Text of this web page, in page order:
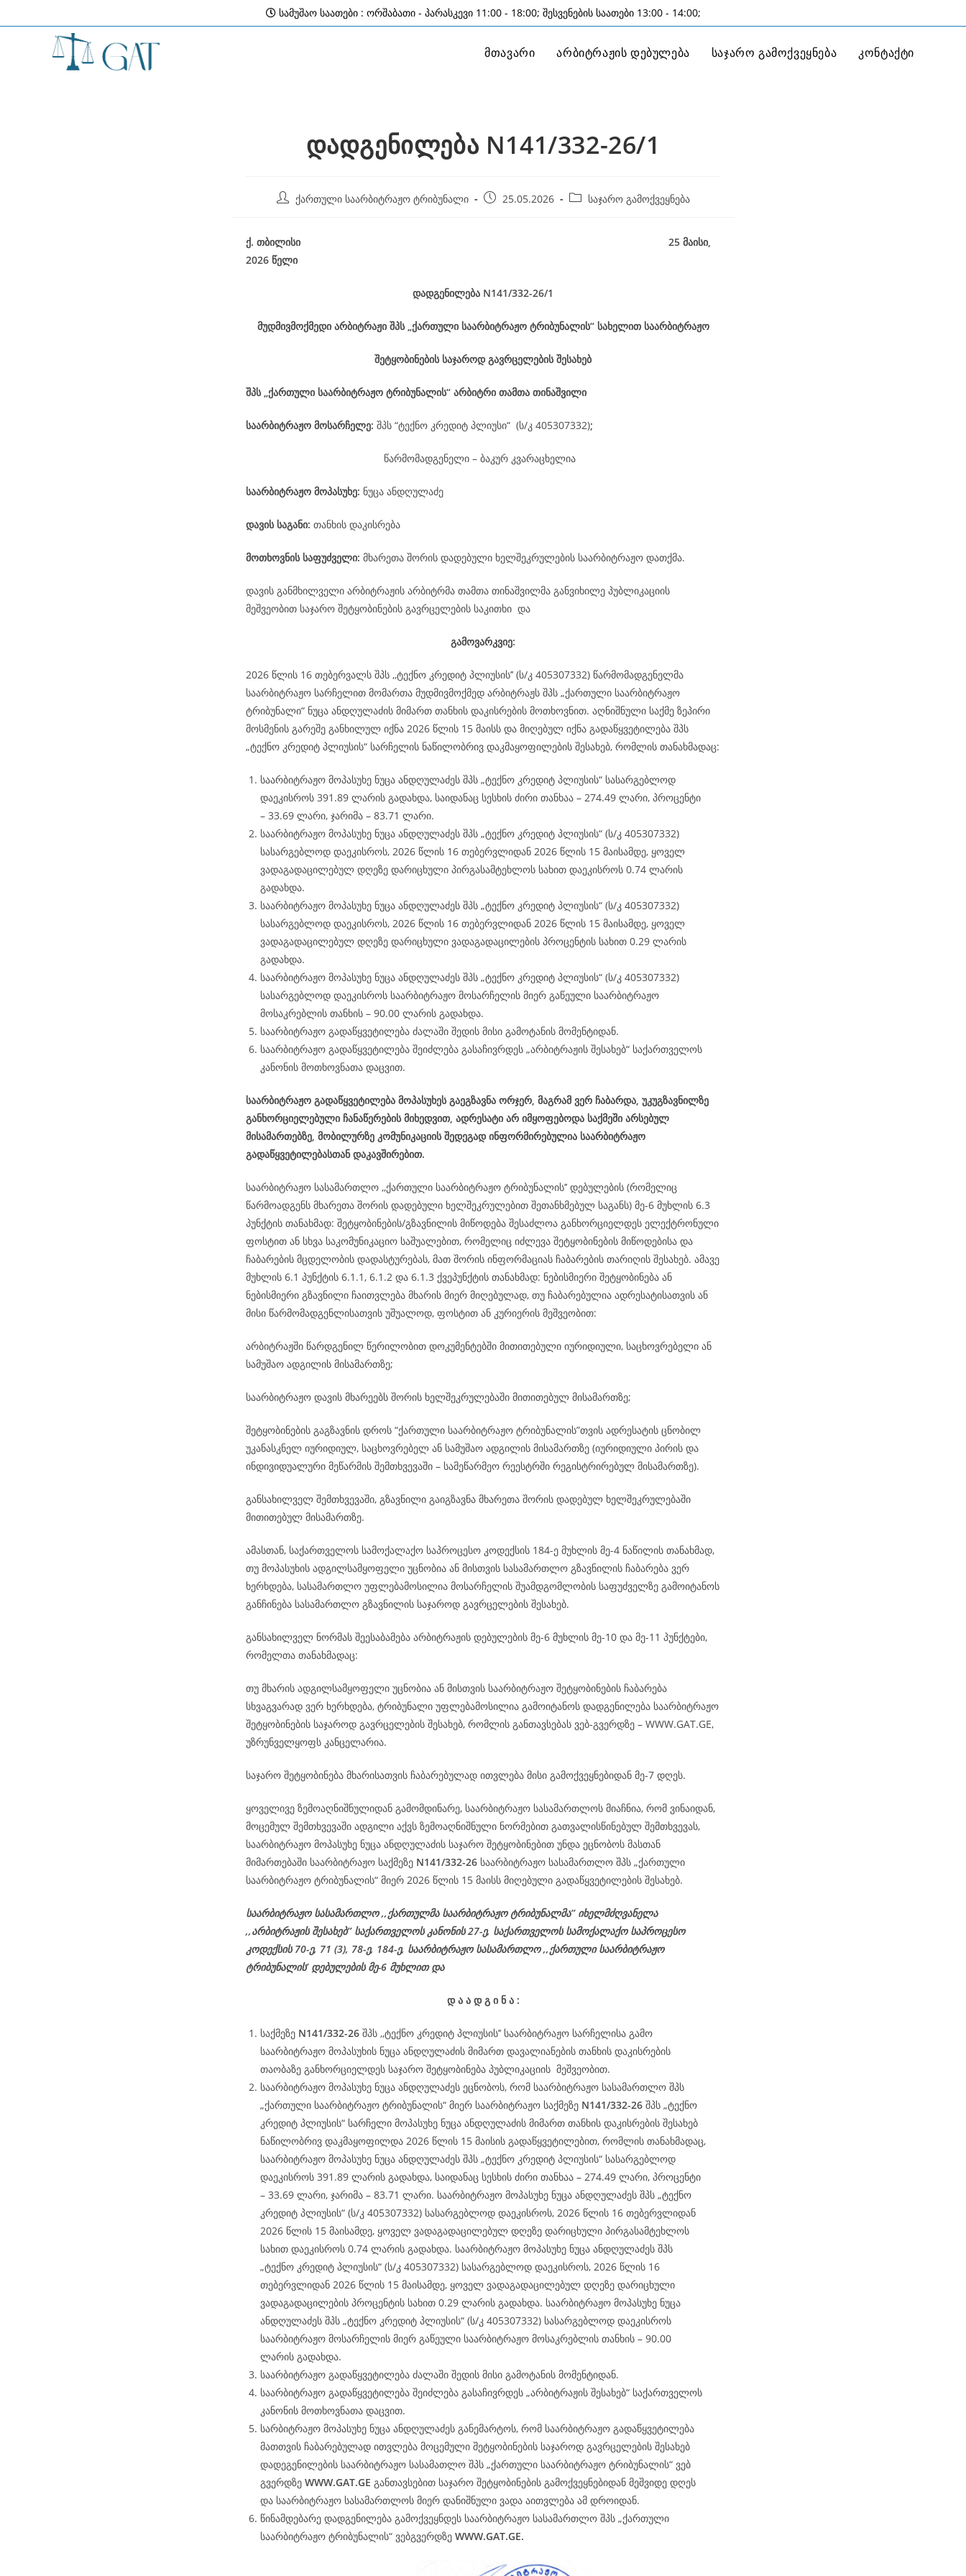
to
სამუშაო საათები : ორშაბათი - პარასკევი 11:00 - 18:00; შესვენების საათები 13:00 - 14:00;
მთავარი არბიტრაჟის დებულება საჯარო გამოქვეყნება კონტაქტი
დადგენილება N141/332-26/1
Post ქართული საარბიტრაჟო ტრიბუნალი
Post 25.05.2026
Post საჯარო გამოქვეყნება
ქ. თბილისი
25 მაისი,
2026 წელი
დადგენილება N141/332-26/1
მუდმივმოქმედი არბიტრაჟი შპს „ქართული საარბიტრაჟო ტრიბუნალის“ სახელით საარბიტრაჟო
შეტყობინების საჯაროდ გავრცელების შესახებ
შპს „ქართული საარბიტრაჟო ტრიბუნალის“ არბიტრი თამთა თინაშვილი
საარბიტრაჟო მოსარჩელე: შპს “ტექნო კრედიტ პლიუსი“ (ს/კ 405307332);
წარმომადგენელი – ბაკურ კვარაცხელია
საარბიტრაჟო მოპასუხე: ნუცა ანდღულაძე
დავის საგანი: თანხის დაკისრება
მოთხოვნის საფუძველი: მხარეთა შორის დადებული ხელშეკრულების საარბიტრაჟო დათქმა.
დავის განმხილველი არბიტრაჟის არბიტრმა თამთა თინაშვილმა განვიხილე პუბლიკაციის
მეშვეობით საჯარო შეტყობინების გავრცელების საკითხი და
გამოვარკვიე:
2026 წლის 16 თებერვალს შპს ,,ტექნო კრედიტ პლიუსის’’ (ს/კ 405307332) წარმომადგენელმა
საარბიტრაჟო სარჩელით მომართა მუდმივმოქმედ არბიტრაჟს შპს „ქართული საარბიტრაჟო
ტრიბუნალი“ ნუცა ანდღულაძის მიმართ თანხის დაკისრების მოთხოვნით. აღნიშნული საქმე ზეპირი
მოსმენის გარეშე განხილულ იქნა 2026 წლის 15 მაისს და მიღებულ იქნა გადაწყვეტილება შპს
„ტექნო კრედიტ პლიუსის“ სარჩელის ნაწილობრივ დაკმაყოფილების შესახებ, რომლის თანახმადაც:
საარბიტრაჟო მოპასუხე ნუცა ანდღულაძეს შპს „ტექნო კრედიტ პლიუსის“ სასარგებლოდ
დაეკისროს 391.89 ლარის გადახდა, საიდანაც სესხის ძირი თანხაა – 274.49 ლარი, პროცენტი
– 33.69 ლარი, ჯარიმა – 83.71 ლარი.
საარბიტრაჟო მოპასუხე ნუცა ანდღულაძეს შპს „ტექნო კრედიტ პლიუსის“ (ს/კ 405307332)
სასარგებლოდ დაეკისროს, 2026 წლის 16 თებერვლიდან 2026 წლის 15 მაისამდე, ყოველ
ვადაგადაცილებულ დღეზე დარიცხული პირგასამტეხლოს სახით დაეკისროს 0.74 ლარის
გადახდა.
საარბიტრაჟო მოპასუხე ნუცა ანდღულაძეს შპს „ტექნო კრედიტ პლიუსის“ (ს/კ 405307332)
სასარგებლოდ დაეკისროს, 2026 წლის 16 თებერვლიდან 2026 წლის 15 მაისამდე, ყოველ
ვადაგადაცილებულ დღეზე დარიცხული ვადაგადაცილების პროცენტის სახით 0.29 ლარის
გადახდა.
საარბიტრაჟო მოპასუხე ნუცა ანდღულაძეს შპს „ტექნო კრედიტ პლიუსის“ (ს/კ 405307332)
სასარგებლოდ დაეკისროს საარბიტრაჟო მოსარჩელის მიერ გაწეული საარბიტრაჟო
მოსაკრებლის თანხის – 90.00 ლარის გადახდა.
საარბიტრაჟო გადაწყვეტილება ძალაში შედის მისი გამოტანის მომენტიდან.
საარბიტრაჟო გადაწყვეტილება შეიძლება გასაჩივრდეს „არბიტრაჟის შესახებ“ საქართველოს
კანონის მოთხოვნათა დაცვით.
საარბიტრაჟო გადაწყვეტილება მოპასუხეს გაეგზავნა ორჯერ, მაგრამ ვერ ჩაბარდა, უკუგზავნილზე
განხორციელებული ჩანაწერების მიხედვით, ადრესატი არ იმყოფებოდა საქმეში არსებულ
მისამართებზე, მობილურზე კომუნიკაციის შედეგად ინფორმირებულია საარბიტრაჟო
გადაწყვეტილებასთან დაკავშირებით.
საარბიტრაჟო სასამართლო ,,ქართული საარბიტრაჟო ტრიბუნალის’’ დებულების (რომელიც
წარმოადგენს მხარეთა შორის დადებული ხელშეკრულებით შეთანხმებულ საგანს) მე-6 მუხლის 6.3
პუნქტის თანახმად: შეტყობინების/გზავნილის მიწოდება შესაძლოა განხორციელდეს ელექტრონული
ფოსტით ან სხვა საკომუნიკაციო საშუალებით, რომელიც იძლევა შეტყობინების მიწოდებისა და
ჩაბარების მცდელობის დადასტურებას, მათ შორის ინფორმაციას ჩაბარების თარიღის შესახებ. ამავე
მუხლის 6.1 პუნქტის 6.1.1, 6.1.2 და 6.1.3 ქვეპუნქტის თანახმად: ნებისმიერი შეტყობინება ან
ნებისმიერი გზავნილი ჩაითვლება მხარის მიერ მიღებულად, თუ ჩაბარებულია ადრესატისათვის ან
მისი წარმომადგენლისათვის უშუალოდ, ფოსტით ან კურიერის მეშვეობით:
არბიტრაჟში წარდგენილ წერილობით დოკუმენტებში მითითებული იურიდიული, საცხოვრებელი ან
სამუშაო ადგილის მისამართზე;
საარბიტრაჟო დავის მხარეებს შორის ხელშეკრულებაში მითითებულ მისამართზე;
შეტყობინების გაგზავნის დროს “ქართული საარბიტრაჟო ტრიბუნალის”თვის ადრესატის ცნობილ
უკანასკნელ იურიდიულ, საცხოვრებელ ან სამუშაო ადგილის მისამართზე (იურიდიული პირის და
ინდივიდუალური მეწარმის შემთხვევაში – სამეწარმეო რეესტრში რეგისტრირებულ მისამართზე).
განსახილველ შემთხვევაში, გზავნილი გაიგზავნა მხარეთა შორის დადებულ ხელშეკრულებაში
მითითებულ მისამართზე.
ამასთან, საქართველოს სამოქალაქო საპროცესო კოდექსის 184-ე მუხლის მე-4 ნაწილის თანახმად,
თუ მოპასუხის ადგილსამყოფელი უცნობია ან მისთვის სასამართლო გზავნილის ჩაბარება ვერ
ხერხდება, სასამართლო უფლებამოსილია მოსარჩელის შუამდგომლობის საფუძველზე გამოიტანოს
განჩინება სასამართლო გზავნილის საჯაროდ გავრცელების შესახებ.
განსახილველ ნორმას შეესაბამება არბიტრაჟის დებულების მე-6 მუხლის მე-10 და მე-11 პუნქტები,
რომელთა თანახმადაც:
თუ მხარის ადგილსამყოფელი უცნობია ან მისთვის საარბიტრაჟო შეტყობინების ჩაბარება
სხვაგვარად ვერ ხერხდება, ტრიბუნალი უფლებამოსილია გამოიტანოს დადგენილება საარბიტრაჟო
შეტყობინების საჯაროდ გავრცელების შესახებ, რომლის განთავსებას ვებ-გვერდზე – WWW.GAT.GE,
უზრუნველყოფს კანცელარია.
საჯარო შეტყობინება მხარისათვის ჩაბარებულად ითვლება მისი გამოქვეყნებიდან მე-7 დღეს.
ყოველივე ზემოაღნიშნულიდან გამომდინარე, საარბიტრაჟო სასამართლოს მიაჩნია, რომ ვინაიდან,
მოცემულ შემთხვევაში ადგილი აქვს ზემოაღნიშნული ნორმებით გათვალისწინებულ შემთხვევას,
საარბიტრაჟო მოპასუხე ნუცა ანდღულაძის საჯარო შეტყობინებით უნდა ეცნობოს მასთან
მიმართებაში საარბიტრაჟო საქმეზე N141/332-26 საარბიტრაჟო სასამართლო შპს „ქართული
საარბიტრაჟო ტრიბუნალის“ მიერ 2026 წლის 15 მაისს მიღებული გადაწყვეტილების შესახებ.
საარბიტრაჟო სასამართლო ,,ქართულმა საარბიტრაჟო ტრიბუნალმა’’ იხელმძღვანელა
,,არბიტრაჟის შესახებ’’ საქართველოს კანონის 27-ე, საქართველოს სამოქალაქო საპროცესო
კოდექსის 70-ე, 71 (3), 78-ე, 184-ე, საარბიტრაჟო სასამართლო ,,ქართული საარბიტრაჟო
ტრიბუნალის’ დებულების მე-6 მუხლით და
დ ა ა დ გ ი ნ ა :
საქმეზე N141/332-26 შპს ,,ტექნო კრედიტ პლიუსის’’ საარბიტრაჟო სარჩელისა გამო
საარბიტრაჟო მოპასუხის ნუცა ანდღულაძის მიმართ დავალიანების თანხის დაკისრების
თაობაზე განხორციელდეს საჯარო შეტყობინება პუბლიკაციის მეშვეობით.
საარბიტრაჟო მოპასუხე ნუცა ანდღულაძეს ეცნობოს, რომ საარბიტრაჟო სასამართლო შპს
„ქართული საარბიტრაჟო ტრიბუნალის“ მიერ საარბიტრაჟო საქმეზე N141/332-26 შპს „ტექნო
კრედიტ პლიუსის“ სარჩელი მოპასუხე ნუცა ანდღულაძის მიმართ თანხის დაკისრების შესახებ
ნაწილობრივ დაკმაყოფილდა 2026 წლის 15 მაისის გადაწყვეტილებით, რომლის თანახმადაც,
საარბიტრაჟო მოპასუხე ნუცა ანდღულაძეს შპს „ტექნო კრედიტ პლიუსის“ სასარგებლოდ
დაეკისროს 391.89 ლარის გადახდა, საიდანაც სესხის ძირი თანხაა – 274.49 ლარი, პროცენტი
– 33.69 ლარი, ჯარიმა – 83.71 ლარი. საარბიტრაჟო მოპასუხე ნუცა ანდღულაძეს შპს „ტექნო
კრედიტ პლიუსის“ (ს/კ 405307332) სასარგებლოდ დაეკისროს, 2026 წლის 16 თებერვლიდან
2026 წლის 15 მაისამდე, ყოველ ვადაგადაცილებულ დღეზე დარიცხული პირგასამტეხლოს
სახით დაეკისროს 0.74 ლარის გადახდა. საარბიტრაჟო მოპასუხე ნუცა ანდღულაძეს შპს
„ტექნო კრედიტ პლიუსის“ (ს/კ 405307332) სასარგებლოდ დაეკისროს, 2026 წლის 16
თებერვლიდან 2026 წლის 15 მაისამდე, ყოველ ვადაგადაცილებულ დღეზე დარიცხული
ვადაგადაცილების პროცენტის სახით 0.29 ლარის გადახდა. საარბიტრაჟო მოპასუხე ნუცა
ანდღულაძეს შპს „ტექნო კრედიტ პლიუსის“ (ს/კ 405307332) სასარგებლოდ დაეკისროს
საარბიტრაჟო მოსარჩელის მიერ გაწეული საარბიტრაჟო მოსაკრებლის თანხის – 90.00
ლარის გადახდა.
საარბიტრაჟო გადაწყვეტილება ძალაში შედის მისი გამოტანის მომენტიდან.
საარბიტრაჟო გადაწყვეტილება შეიძლება გასაჩივრდეს „არბიტრაჟის შესახებ“ საქართველოს
კანონის მოთხოვნათა დაცვით.
სარბიტრაჟო მოპასუხე ნუცა ანდღულაძეს განემარტოს, რომ საარბიტრაჟო გადაწყვეტილება
მათთვის ჩაბარებულად ითვლება მოცემული შეტყობინების საჯაროდ გავრცელების შესახებ
დადეგენილების საარბიტრაჟო სასამათლო შპს „ქართული საარბიტრაჟო ტრიბუნალის“ ვებ
გვერდზე WWW.GAT.GE განთავსებით საჯარო შეტყობინების გამოქვეყნებიდან მეშვიდე დღეს
და საარბიტრაჟო სასამართლოს მიერ დანიშნული ვადა აითვლება ამ დროიდან.
წინამდებარე დადგენილება გამოქვეყნდეს საარბიტრაჟო სასამართლო შპს „ქართული
საარბიტრაჟო ტრიბუნალის“ ვებგვერდზე WWW.GAT.GE.